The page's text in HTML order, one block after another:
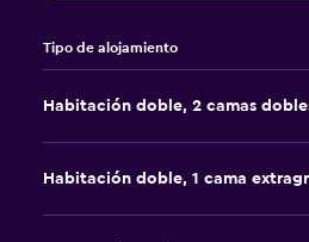
Tipo de alojamiento
Habitación doble, 2 camas
Habitación doble, 1 cama